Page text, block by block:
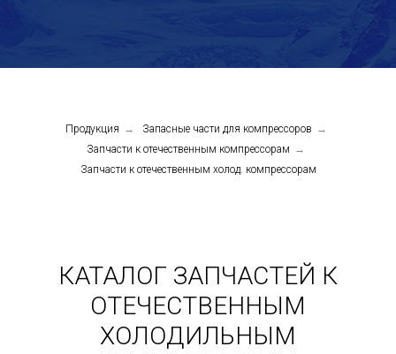
Продукция → Запасные части для компрессоров →
Запчасти к отечественным компрессорам →
Запчасти к отечественным холод. компрессорам
КАТАЛОГ ЗАПЧАСТЕЙ К
ОТЕЧЕСТВЕННЫМ
ХОЛОДИЛЬНЫМ